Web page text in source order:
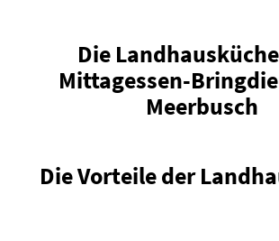
Die
Mittagessen-
Meerbusch
Die Vorteile der